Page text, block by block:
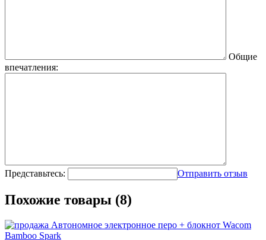
Общие
впечатления:
Представьтесь: Отправить отзыв
Похожие товары (8)